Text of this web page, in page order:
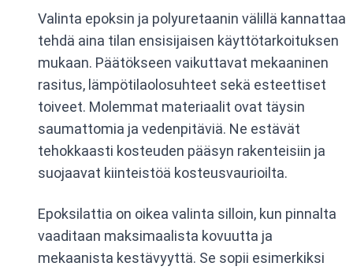
Valinta epoksin ja polyuretaanin välillä kannattaa
tehdä aina tilan ensisijaisen käyttötarkoituksen
mukaan. Päätökseen vaikuttavat mekaaninen
rasitus, lämpötilaolosuhteet sekä esteettiset
toiveet. Molemmat materiaalit ovat täysin
saumattomia ja vedenpitäviä. Ne estävät
tehokkaasti kosteuden pääsyn rakenteisiin ja
suojaavat kiinteistöä kosteusvaurioilta.
Epoksilattia on oikea valinta silloin, kun pinnalta
vaaditaan maksimaalista kovuutta ja
mekaanista kestävyyttä. Se sopii esimerkiksi